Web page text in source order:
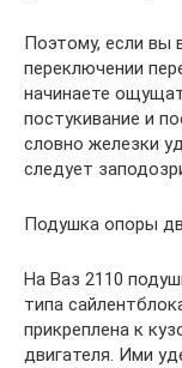
Поэтому, если вы
переключении
начинаете
постукивание и
словно железки
следует
Подушка опоры
На Ваз 2110
типа
прикреплена к
двигателя. Ими